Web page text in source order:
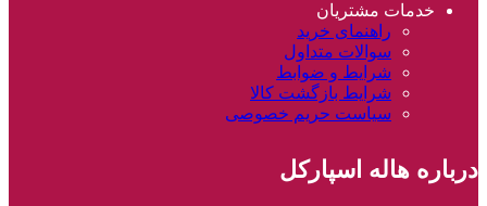
خدمات مشتریان
راهنمای خرید
سوالات متداول
شرایط و ضوابط
شرایط بازگشت کالا
سیاست حریم خصوصی
درباره هاله اسپارکل